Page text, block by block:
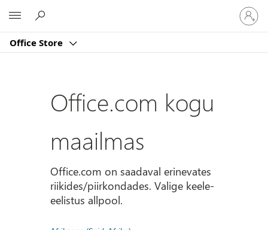
Office Store
Logige
sisse
oma
Office.com kogu
maailmas
Office.com on saadaval erinevates
riikides/piirkondades. Valige keele-
eelistus allpool.